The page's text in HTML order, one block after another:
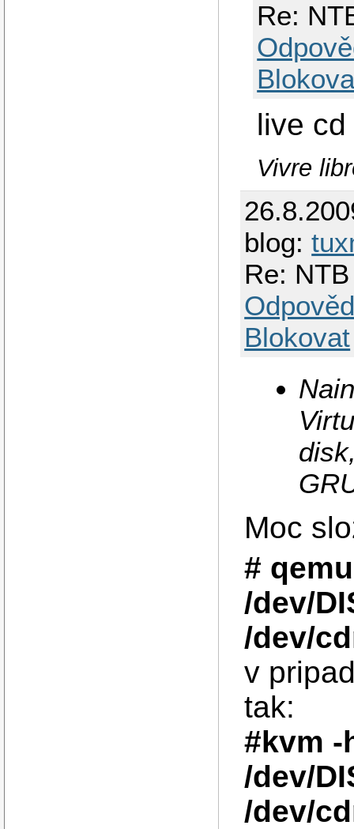
Re:
live
Vivre
blog:
Re:
Blokovat
Moc
#
/dev/
/dev/
v
tak:
#kvm -
/dev/
/dev/